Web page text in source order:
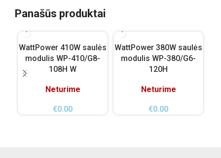
Panašūs produktai
WattPower 410W saulės
modulis WP-410/G8-
108H W
Neturime
€0.00
WattPower 380W saulės
modulis WP-380/G6-
120H
Neturime
€0.00